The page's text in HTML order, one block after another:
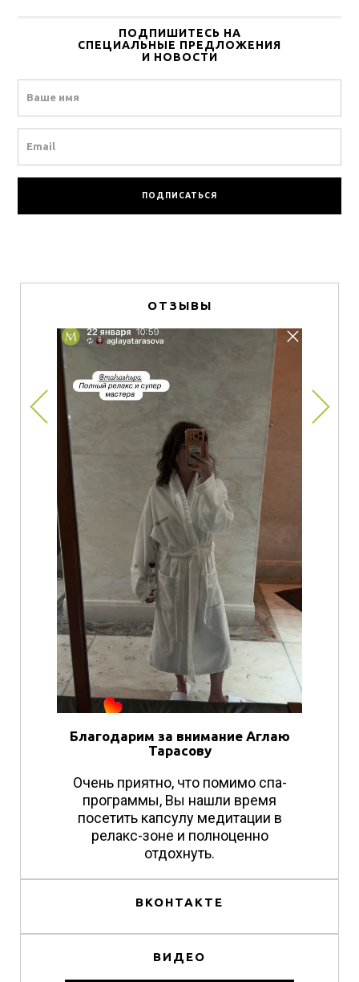
ПОДПИШИТЕСЬ НА
СПЕЦИАЛЬНЫЕ ПРЕДЛОЖЕНИЯ
И НОВОСТИ
ОТЗЫВЫ
Благодарим за внимание Аглаю
Тарасову
Очень приятно, что помимо спа-
программы, Вы нашли время
посетить капсулу медитации в
релакс-зоне и полноценно
отдохнуть.
ВКОНТАКТЕ
ВИДЕО